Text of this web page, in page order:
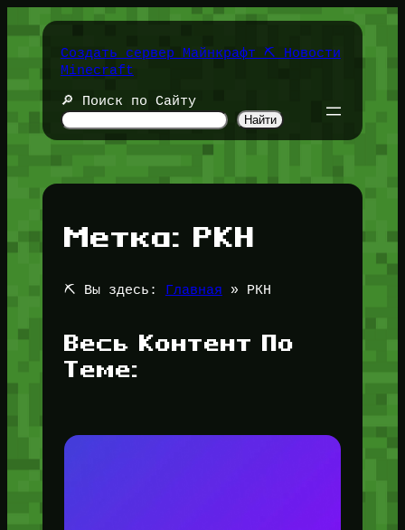
содержимомуСоздать сервер Майнкрафт ⛏️ Новости
Minecraft
🔎 Поиск по Сайту
Найти
Метка: РКН
⛏️ Вы здесь: Главная » РКН
Весь Контент По
Теме: